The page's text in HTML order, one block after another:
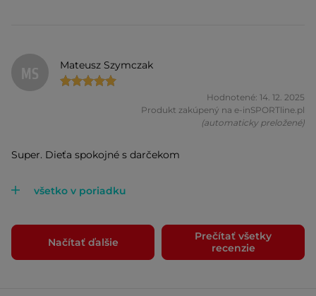
MS Mateusz Szymczak
Hodnotené: 14. 12. 2025
Produkt zakúpený na e-inSPORTline.pl
(automaticky preložené)
Super. Dieťa spokojné s darčekom
všetko v poriadku
Načítať ďalšie
Prečítať všetky
recenzie